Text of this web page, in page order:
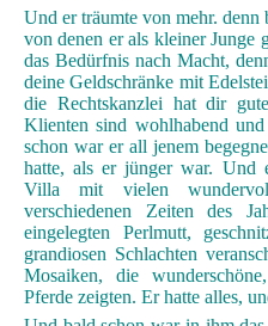
Und er träumte von mehr.
von denen er als kleiner Junge
das Bedürfnis nach Macht,
deine Geldschränke mit
die Rechtskanzlei hat dir
Klienten sind wohlhabend
schon war er all jenem
hatte, als er jünger war. Und
Villa mit vielen
verschiedenen Zeiten des
eingelegten Perlmutt,
grandiosen Schlachten
Mosaiken, die
Pferde zeigten. Er hatte alles,